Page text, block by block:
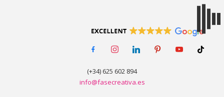
facebook-instagramlinkedin pinterestyoutube tiktok
(+34) 625 602 894
info@fasecreativa.es